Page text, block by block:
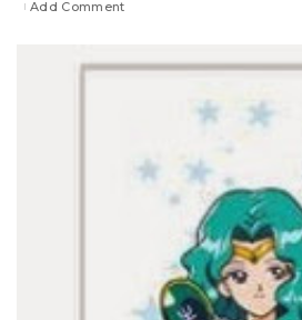
by
Add Comment